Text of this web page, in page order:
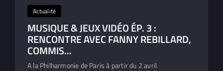
Actualité
MUSIQUE & JEUX VIDÉO ÉP. 3 :
RENCONTRE AVEC FANNY REBILLARD,
COMMIS...
A la Philharmonie de Paris à partir du 2 avril.